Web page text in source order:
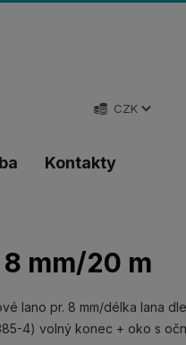
Kontakty
CZK
mm/20 m
lano pr. 8 mm/délka lana
4) volný konec + oko s